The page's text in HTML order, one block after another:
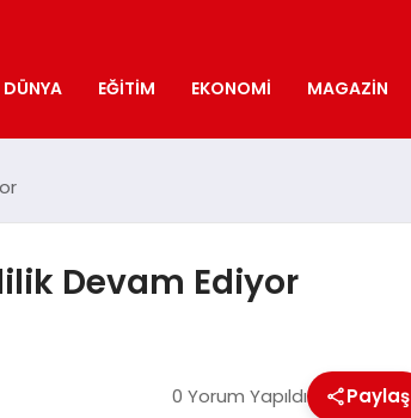
DÜNYA EĞITIM EKONOMI MAGAZIN
Devam Ediyor
0 Yorum Yapıldı Paylaş